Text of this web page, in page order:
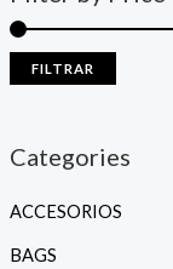
FILTRAR
Categories
ACCESORIOS
BAGS